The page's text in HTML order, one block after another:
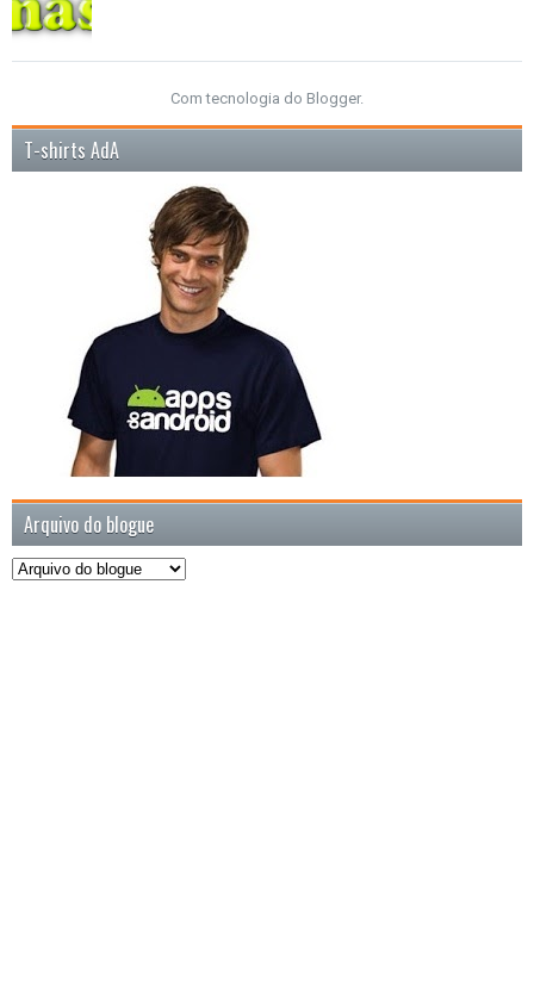
Com tecnologia do Blogger.
T-shirts AdA
Arquivo do blogue